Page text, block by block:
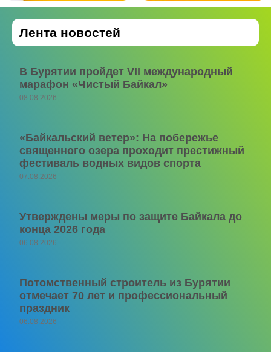
Лента новостей
В Бурятии пройдет VII международный
марафон «Чистый Байкал»
08.08.2026
«Байкальский ветер»: На побережье
священного озера проходит престижный
фестиваль водных видов спорта
07.08.2026
Утверждены меры по защите Байкала до
конца 2026 года
06.08.2026
Потомственный строитель из Бурятии
отмечает 70 лет и профессиональный
праздник
06.08.2026